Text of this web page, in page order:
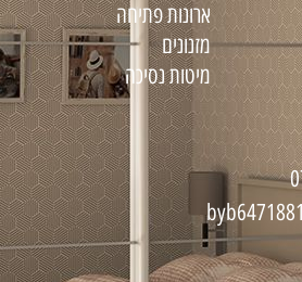
ארונות פתיחה
מזנונים
מיטות נסיכה